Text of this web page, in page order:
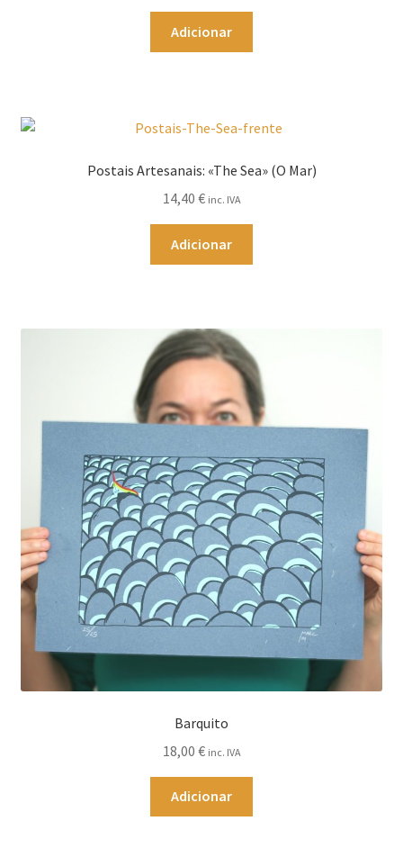
Adicionar
Postais Artesanais: «The Sea» (O Mar)
14,40 € inc. IVA
Adicionar
Barquito
18,00 € inc. IVA
Adicionar